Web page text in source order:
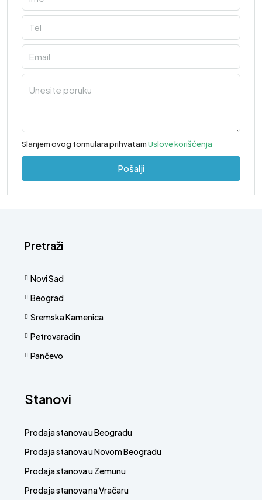
Slanjem ovog formulara prihvatamUslove korišćenja
Pošalji
Pretraži
Novi Sad
Beograd
Sremska Kamenica
Petrovaradin
Pančevo
Stanovi
Prodaja stanova u Beogradu
Prodaja stanova u Novom Beogradu
Prodaja stanova u Zemunu
Prodaja stanova na Vračaru